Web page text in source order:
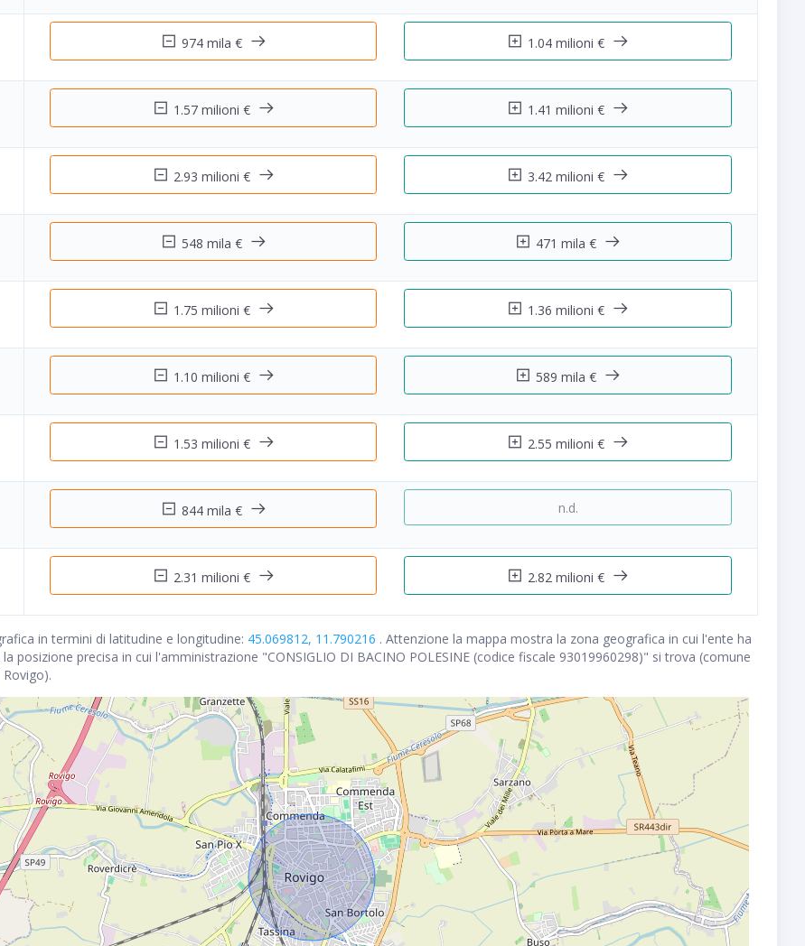
974 mila € 1.04 milioni €
1.57 milioni € 1.41 milioni €
2.93 milioni € 3.42 milioni €
548 mila € 471 mila €
1.75 milioni € 1.36 milioni €
1.10 milioni € 589 mila €
1.53 milioni € 2.55 milioni €
844 mila € n.d.
2.31 milioni € 2.82 milioni €
in termini di latitudine e longitudine: 45.069812, 11.790216 . Attenzione la mappa mostra la zona geografica in cui l'ente ha
posizione precisa in cui l'amministrazione "CONSIGLIO DI BACINO POLESINE (codice fiscale 93019960298)" si trova (comune